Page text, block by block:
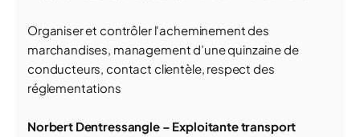
Organiser et contrôler l'acheminement des
marchandises, management d’une quinzaine de
conducteurs, contact clientèle, respect des
réglementations
Norbert Dentressangle – Exploitante transport